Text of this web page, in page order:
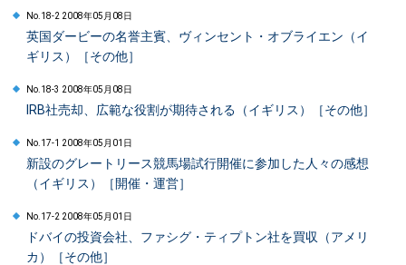
No.18-2 2008年05月08日
英国ダービーの名誉主賓、ヴィンセント・オブライエン（イ
ギリス）［その他］
No.18-3 2008年05月08日
IRB社売却、広範な役割が期待される（イギリス）［その他］
No.17-1 2008年05月01日
新設のグレートリース競馬場試行開催に参加した人々の感想
（イギリス）［開催・運営］
No.17-2 2008年05月01日
ドバイの投資会社、ファシグ・ティプトン社を買収（アメリ
カ）［その他］